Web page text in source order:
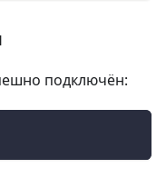
подключён: